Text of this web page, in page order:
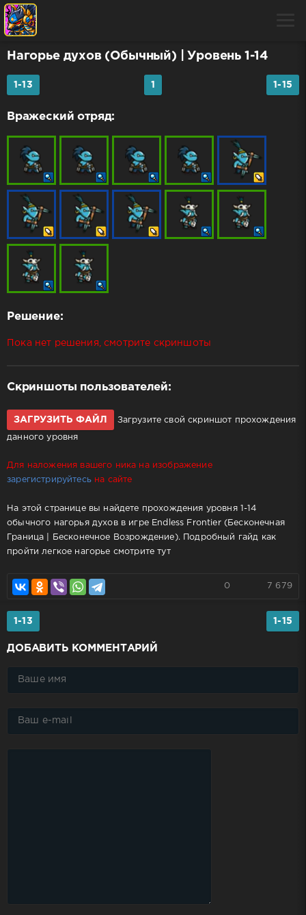
Нагорье духов (Обычный) | Уровень 1-14
1-13 1 1-15
Вражеский отряд:
Решение:
Пока нет решения, смотрите скриншоты
Скриншоты пользователей:
ЗАГРУЗИТЬ ФАЙЛ Загрузите свой скриншот прохождения
данного уровня
Для наложения вашего ника на изображение
зарегистрируйтесьна сайте
На этой странице вы найдете прохождения уровня 1-14
обычного нагорья духов в игре Endless Frontier (Бесконечная
Граница | Бесконечное Возрождение). Подробный гайд как
пройти легкое нагорье смотрите тут
0 7 679
1-13 1-15
ДОБАВИТЬ КОММЕНТАРИЙ